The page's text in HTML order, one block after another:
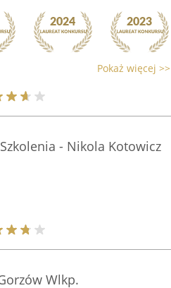
Pokaż więcej >>
- Nikola Kotowicz
Wlkp.